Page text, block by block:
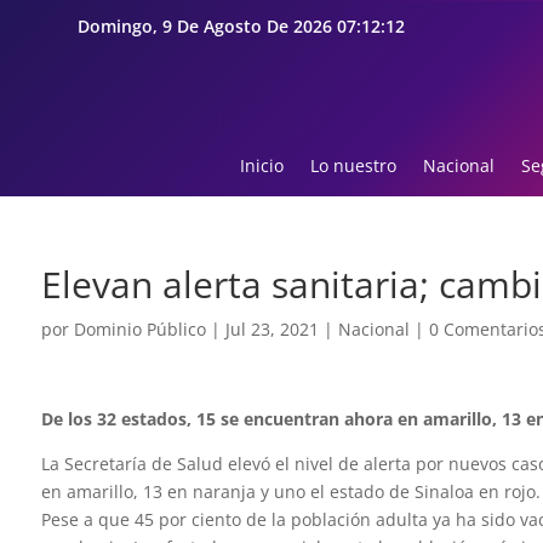
Domingo, 9 De Agosto De 2026 07:12:13
Inicio Lo nuestro Nacional
Elevan alerta sanitaria;
por Dominio Público| Jul 23, 2021 | Nacional | 0
De los 32 estados, 15 se encuentran ahora en amarillo, 13
La Secretaría de Salud elevó el nivel de alerta por nuevos
en amarillo, 13 en naranja y uno el estado de Sinaloa en rojo.
Pese a que 45 por ciento de la población adulta ya ha sido